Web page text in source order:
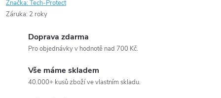
Značka:Tech-Protect
Záruka: 2 roky
Doprava zdarma
Pro objednávky v hodnotě nad 700 Kč.
Vše máme skladem
40.000+ kusů zboží ve vlastním skladu.